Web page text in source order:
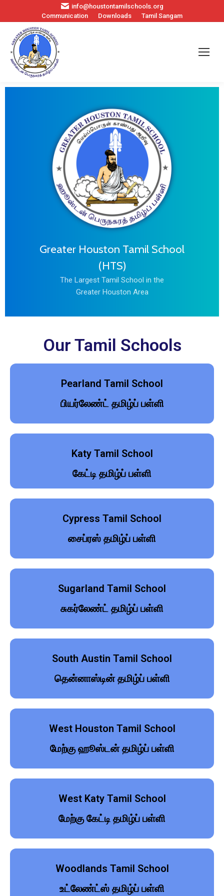
info@houstontamilschools.org
Communication
Downloads Tamil Sangam
Greater Houston Tamil School
(HTS)
The Largest Tamil School in the
Greater Houston Area
Our Tamil Schools
Cypress Tamil School
சைப்ரஸ் தமிழ்ப் பள்ளி
Katy Tamil School
கேட்டி தமிழ்ப் பள்ளி
Pearland Tamil School
பியர்லேண்ட் தமிழ்ப் பள்ளி​​
Sugarland Tamil School
சுகர்லேண்ட் தமிழ்ப் பள்ளி
South Austin Tamil School
தென்னாஸ்டின் தமிழ்ப் பள்ளி
West Houston Tamil School
மேற்கு ஹூஸ்டன் தமிழ்ப் பள்ளி
West Katy Tamil School
மேற்கு கேட்டி தமிழ்ப் பள்ளி
Woodlands Tamil School
உட்லேண்ட்ஸ் தமிழ்ப் பள்ளி